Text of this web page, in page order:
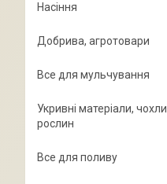
Насіння
Добрива, агротовари
Все для мульчування
Укривні матеріали,
рослин
Все для поливу